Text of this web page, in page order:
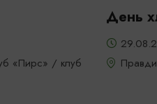
«Пирс» / клуб
День